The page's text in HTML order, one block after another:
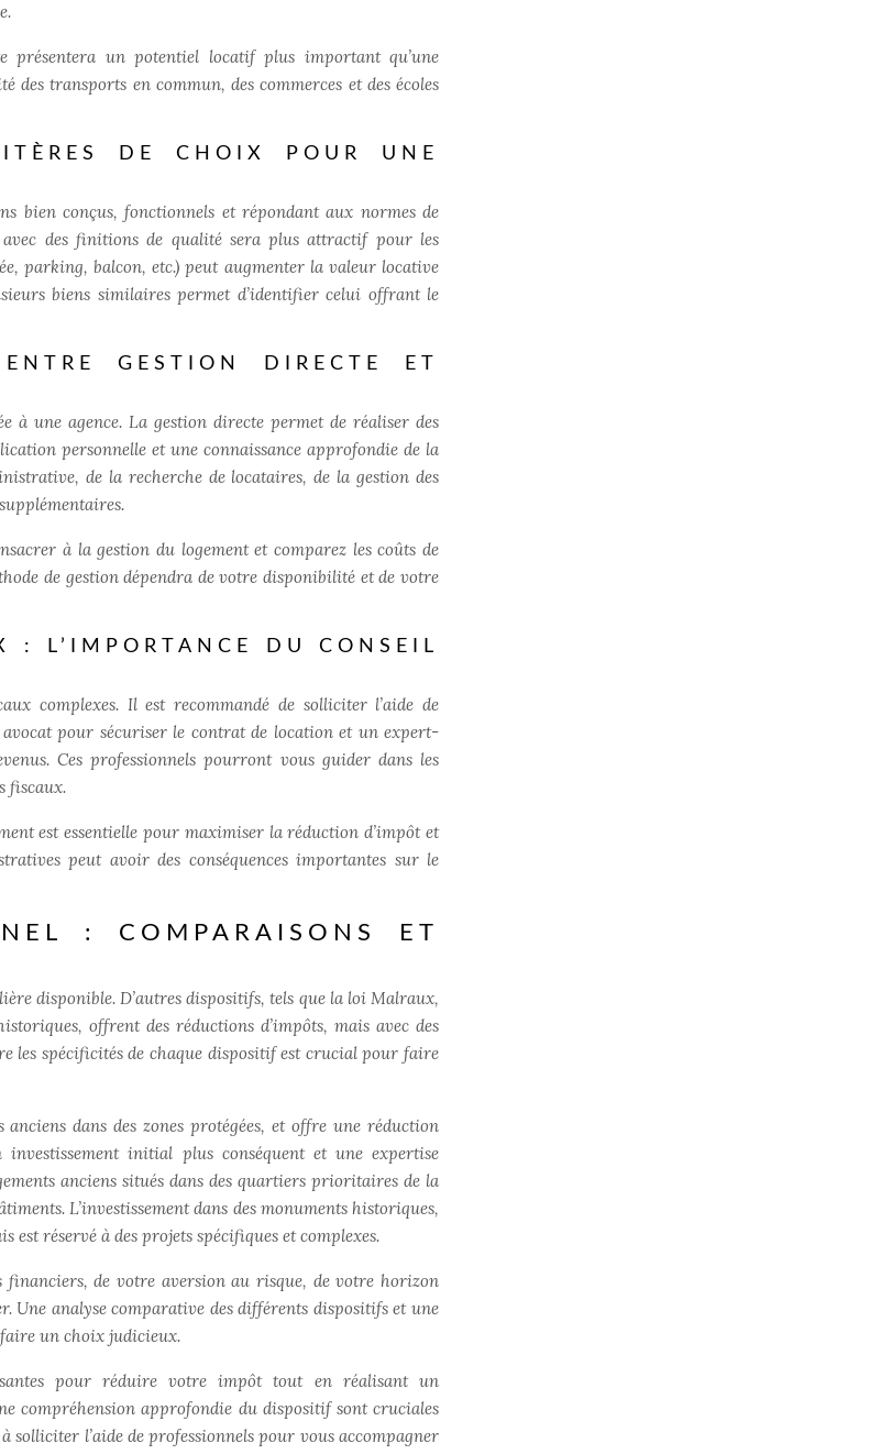
présentera un potentiel locatif plus important qu’une
transports en commun, des commerces et des écoles
DE CHOIX POUR UNE
bien conçus, fonctionnels et répondant aux normes de
des finitions de qualité sera plus attractif pour les
parking, balcon, etc.) peut augmenter la valeur locative
biens similaires permet d’identifier celui offrant le
GESTION DIRECTE ET
à une agence. La gestion directe permet de réaliser des
personnelle et une connaissance approfondie de la
de la recherche de locataires, de la gestion des
à la gestion du logement et comparez les coûts de
de gestion dépendra de votre disponibilité et de votre
: L’IMPORTANCE DU CONSEIL
complexes. Il est recommandé de solliciter l’aide de
pour sécuriser le contrat de location et un expert-
Ces professionnels pourront vous guider dans les
fiscaux.
est essentielle pour maximiser la réduction d’impôt et
peut avoir des conséquences importantes sur le
: COMPARAISONS ET
disponible. D’autres dispositifs, tels que la loi Malraux,
offrent des réductions d’impôts, mais avec des
les spécificités de chaque dispositif est crucial pour faire
dans des zones protégées, et offre une réduction
initial plus conséquent et une expertise
anciens situés dans des quartiers prioritaires de la
L’investissement dans des monuments historiques,
réservé à des projets spécifiques et complexes.
de votre aversion au risque, de votre horizon
Une analyse comparative des différents dispositifs et une
un choix judicieux.
pour réduire votre impôt tout en réalisant un
compréhension approfondie du dispositif sont cruciales
solliciter l’aide de professionnels pour vous accompagner